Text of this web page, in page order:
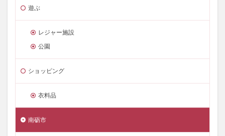
遊ぶ
レジャー施設
公園
ショッピング
衣料品
南砺市